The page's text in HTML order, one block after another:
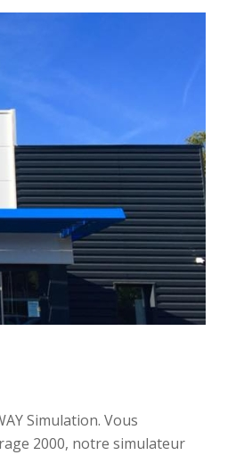
Simulation. Vous
2000, notre simulateur